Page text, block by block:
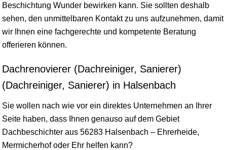
Beschichtung Wunder bewirken kann. Sie sollten deshalb
sehen, den unmittelbaren Kontakt zu uns aufzunehmen, damit
wir Ihnen eine fachgerechte und kompetente Beratung
offerieren können.
Dachrenovierer (Dachreiniger, Sanierer)
(Dachreiniger, Sanierer) in Halsenbach
Sie wollen nach wie vor ein direktes Unternehmen an Ihrer
Seite haben, dass Ihnen genauso auf dem Gebiet
Dachbeschichter aus 56283 Halsenbach – Ehrerheide,
Mermicherhof oder Ehr helfen kann?